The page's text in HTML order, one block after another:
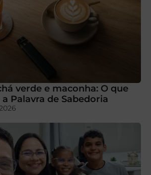
verde e maconha: O que
Palavra de Sabedoria